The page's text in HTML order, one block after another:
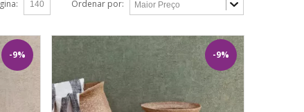
Ordenar por:
-9% -9%